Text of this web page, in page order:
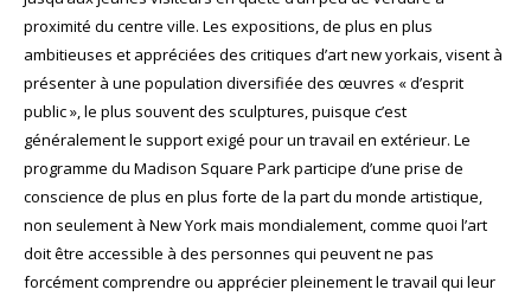
proximité du centre ville. Les expositions, de plus en plus
ambitieuses et appréciées des critiques d’art new yorkais, visent à
présenter à une population diversifiée des œuvres « d’esprit
public », le plus souvent des sculptures, puisque c’est
généralement le support exigé pour un travail en extérieur. Le
programme du Madison Square Park participe d’une prise de
conscience de plus en plus forte de la part du monde artistique,
non seulement à New York mais mondialement, comme quoi l’art
doit être accessible à des personnes qui peuvent ne pas
forcément comprendre ou apprécier pleinement le travail qui leur